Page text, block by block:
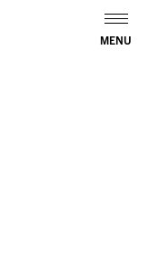
MENU